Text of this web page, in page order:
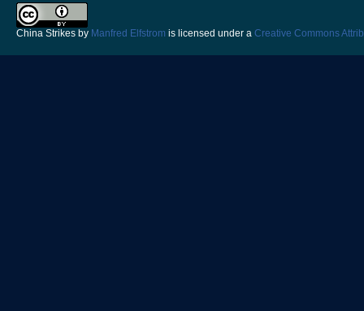
China Strikes by Manfred Elfstrom is licensed under a Creative Commons